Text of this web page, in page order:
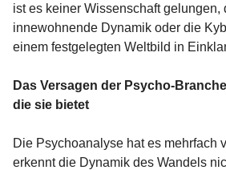
ist es keiner Wissenschaft gelungen,
innewohnende Dynamik oder die
einem festgelegten Weltbild in
Das Versagen der Psycho-
die sie bietet
Die Psychoanalyse hat es mehrfach
erkennt die Dynamik des Wandels